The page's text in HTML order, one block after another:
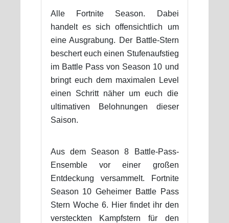
Alle Fortnite Season. Dabei
handelt es sich offensichtlich um
eine Ausgrabung. Der Battle-Stern
beschert euch einen Stufenaufstieg
im Battle Pass von Season 10 und
bringt euch dem maximalen Level
einen Schritt näher um euch die
ultimativen Belohnungen dieser
Saison.
Aus dem Season 8 Battle-Pass-
Ensemble vor einer großen
Entdeckung versammelt. Fortnite
Season 10 Geheimer Battle Pass
Stern Woche 6. Hier findet ihr den
versteckten Kampfstern für den